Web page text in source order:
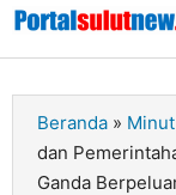
Lewati
Beranda » Minut
dan
Ganda